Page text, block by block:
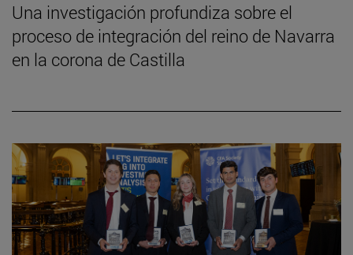
Una investigación profundiza sobre el
proceso de integración del reino de Navarra
en la corona de Castilla